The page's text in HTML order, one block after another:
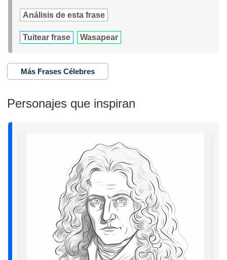
Análisis de esta frase
Tuitear frase Wasapear
Más Frases Célebres
Personajes que inspiran